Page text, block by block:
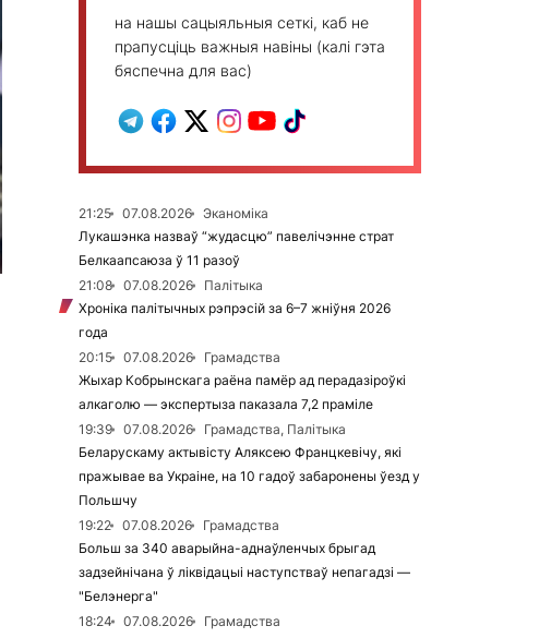
на нашы сацыяльныя сеткі, каб не
прапусціць важныя навіны (калі гэта
бяспечна для вас)
21:25 07.08.2026
Эканоміка
Лукашэнка назваў “жудасцю” павелічэнне страт
Белкаапсаюза ў 11 разоў
21:08
07.08.2026
Палітыка
Хроніка палітычных рэпрэсій за 6–7 жніўня 2026
года
20:15
07.08.2026
Грамадства
Жыхар Кобрынскага раёна памёр ад перадазіроўкі
алкаголю — экспертыза паказала 7,2 праміле
19:39
07.08.2026
Грамадства, Палітыка
Беларускаму актывісту Аляксею Францкевічу, які
пражывае ва Украіне, на 10 гадоў забаронены ўезд у
Польшчу
19:22
07.08.2026
Грамадства
Больш за 340 аварыйна-аднаўленчых брыгад
задзейнічана ў ліквідацыі наступстваў непагадзі —
"Белэнерга"
18:24
07.08.2026
Грамадства